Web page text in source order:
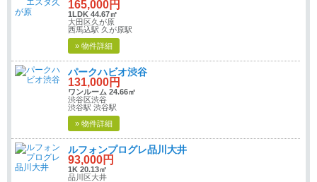
165,000円
1LDK 44.67㎡
大田区久が原
西馬込駅 久が原駅
» 物件詳細
パークハビオ渋谷
131,000円
ワンルーム 24.66㎡
渋谷区渋谷
渋谷駅 渋谷駅
» 物件詳細
ルフォンプログレ品川大井
93,000円
1K 20.13㎡
品川区大井